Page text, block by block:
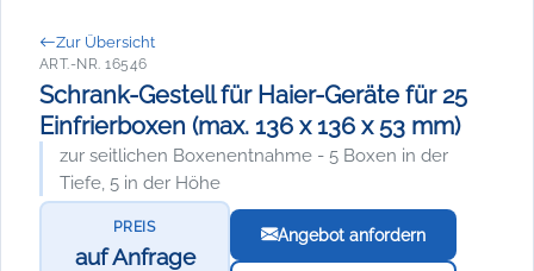
Zur Übersicht
ART.-NR. 16546
Schrank-Gestell für Haier-Geräte für 25
Einfrierboxen (max. 136 x 136 x 53 mm)
zur seitlichen Boxenentnahme - 5 Boxen in der
Tiefe, 5 in der Höhe
PREIS
auf Anfrage
Angebot anfordern